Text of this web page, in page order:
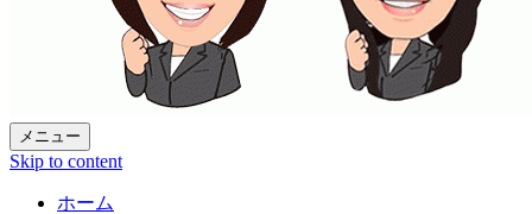
メニュー
Skip to content
ホーム